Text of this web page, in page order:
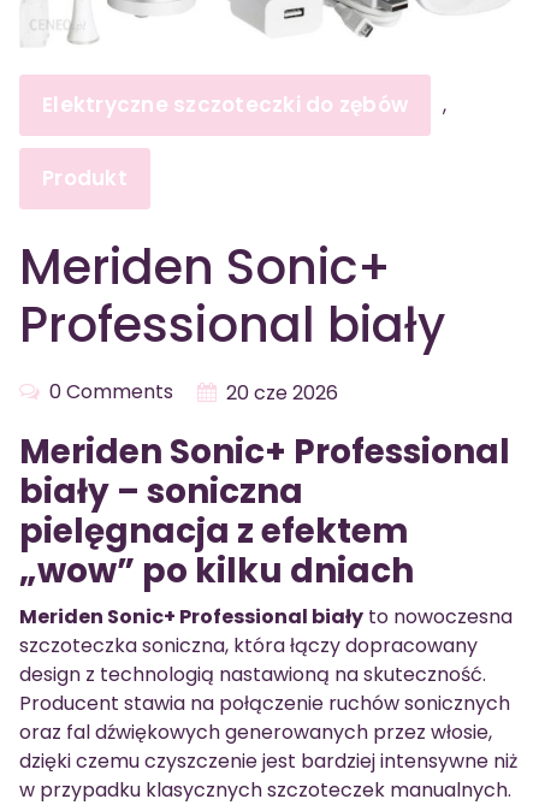
Elektryczne szczoteczki do zębów ,
Produkt
Meriden Sonic+
Professional biały
0 Comments 20 cze 2026
Meriden Sonic+ Professional
biały – soniczna
pielęgnacja z efektem
„wow” po kilku dniach
Meriden Sonic+ Professional biały to nowoczesna
szczoteczka soniczna, która łączy dopracowany
design z technologią nastawioną na skuteczność.
Producent stawia na połączenie ruchów sonicznych
oraz fal dźwiękowych generowanych przez włosie,
dzięki czemu czyszczenie jest bardziej intensywne niż
w przypadku klasycznych szczoteczek manualnych.